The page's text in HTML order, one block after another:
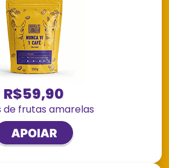
R$59,90
de frutas amarelas